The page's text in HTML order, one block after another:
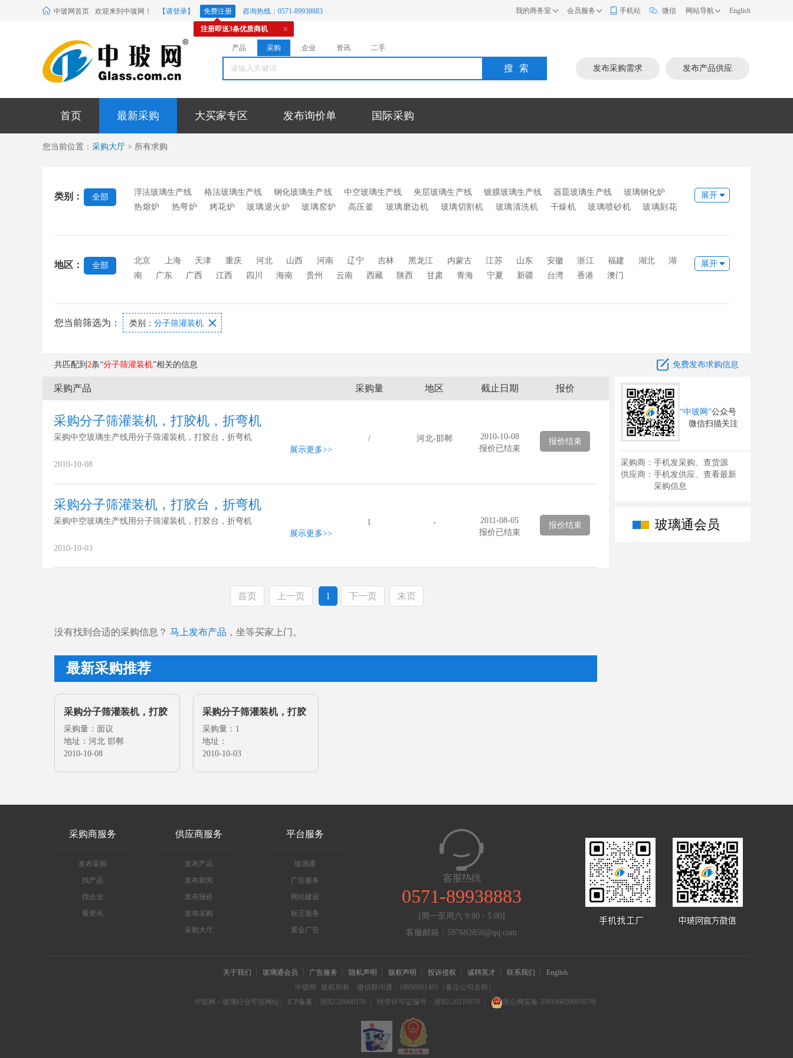
中玻网首页 欢迎来到中玻网！ 【请登录】 免费注册 咨询热线：0571-89938883
注册即送3条优质商机
我的商务室 会员服务 手机站 微信 网站导航 English
产品 采购 企业 资讯 二手
搜索 发布采购需求 发布产品供应
首页 最新采购 大买家专区 发布询价单 国际采购
您当前位置： 采购大厅 > 所有求购
类别： 全部
浮法玻璃生产线 格法玻璃生产线 钢化玻璃生产线 中空玻璃生产线 夹层玻璃生产线 镀膜玻璃生产线 器皿玻璃生产线
玻璃钢化炉
热熔炉
热弯炉 烤花炉 玻璃退火炉 玻璃窑炉 高压釜 玻璃磨边机 玻璃切割机 玻璃清洗机 干燥机 玻璃喷砂机
玻璃刻花
机
混合机 辊压机 行列机 玻璃印花设备 烤瓷板设备 层压机 强化炉 写真机 喷绘机 玻璃压机 吹瓶机 上片台
下片
机
强化玻璃设备 玻璃打孔机 玻璃丝印机 二手玻璃机械 玻璃精雕机 钢化设备 中空玻璃设备 玻璃水刀 其它
展开
地区： 全部
北京 上海 天津 重庆 河北 山西 河南 辽宁 吉林 黑龙江 内蒙古 江苏 山东 安徽 浙江 福建 湖北
湖
南
广东 广西 江西 四川 海南 贵州 云南 西藏 陕西 甘肃 青海 宁夏 新疆 台湾 香港 澳门
展开
您当前筛选为： 类别： 分子筛灌装机 
共匹配到 2条“分子筛灌装机”相关的信息  免费发布求购信息
采购产品 采购量 地区 截止日期 报价
采购分子筛灌装机，打胶机，折弯机
采购中空玻璃生产线用分子筛灌装机，打胶台，折弯机
展示更多>>
2010-10-08
/ 河北-邯郸
2010-10-08
报价已结束
报价结束
采购分子筛灌装机，打胶台，折弯机
采购中空玻璃生产线用分子筛灌装机，打胶台，折弯机
展示更多>>
2010-10-03
1 -
2011-08-05
报价已结束
报价结束
首页 上一页 1 下一页 末页
没有找到合适的采购信息？ 马上发布产品 ，坐等买家上门。
最新采购推荐
采购分子筛灌装机，打胶
机，折弯机
采购量：面议
地址：河北 邯郸
2010-10-08
采购分子筛灌装机，打胶
台，折弯机
采购量：1
地址：
2010-10-03
“中玻网”公众号
微信扫描关注
采购商：手机发采购、查货源
供应商：手机发供应、查看最新
采购信息
玻璃通会员
采购商服务
发布采购
找产品
找企业
看资讯
供应商服务
发布产品
发布新闻
发布报价
发布采购
采购大厅
平台服务
玻璃通
广告服务
网站建设
标王服务
黄金广告
0571-89938883
[周一至周六 9:00 - 5:00]
客服邮箱：597682856@qq.com
关于我们 玻璃通会员 广告服务 隐私声明 版权声明 投诉侵权 诚聘英才 联系我们
English
中玻网
版权所有
微信群沟通：18958001401（备注公司名称）
中玻网－玻璃行业可信网站
ICP备案：浙B2-20060159 经营许可证编号：浙B2-20110070 浙公网安备 33010602000167号